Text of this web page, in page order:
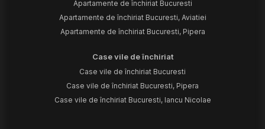
Apartamente de închiriat Bucuresti
Apartamente de închiriat Bucuresti, Aviatiei
Apartamente de închiriat Bucuresti, Pipera
Case vile de închiriat
Case vile de închiriat Bucuresti
Case vile de închiriat Bucuresti, Pipera
Case vile de închiriat Bucuresti, Iancu Nicolae